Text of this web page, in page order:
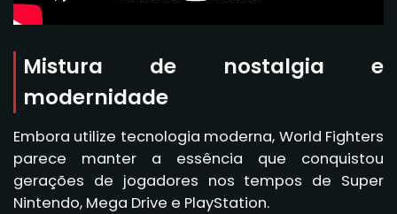
Mistura de nostalgia e
modernidade
Embora utilize tecnologia moderna, World Fighters
parece manter a essência que conquistou
gerações de jogadores nos tempos de Super
Nintendo, Mega Drive e PlayStation.